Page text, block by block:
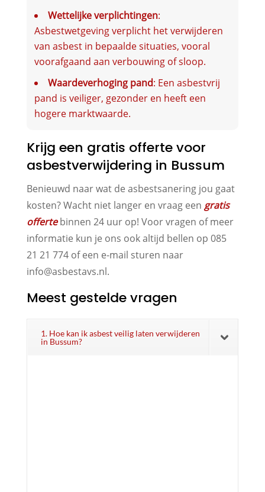
Wettelijke verplichtingen:
Asbestwetgeving verplicht het verwijderen
van asbest in bepaalde situaties, vooral
voorafgaand aan verbouwing of sloop.
Waardeverhoging pand: Een asbestvrij
pand is veiliger, gezonder en heeft een
hogere marktwaarde.
Krijg een gratis offerte voor
asbestverwijdering in Bussum
Benieuwd naar wat de asbestsanering jou gaat
kosten? Wacht niet langer en vraag een gratis
offertebinnen 24 uur op! Voor vragen of meer
informatie kun je ons ook altijd bellen op 085
21 21 774 of een e-mail sturen naar
info@asbestavs.nl.
Meest gestelde vragen
1. Hoe kan ik asbest veilig laten verwijderen
in Bussum?